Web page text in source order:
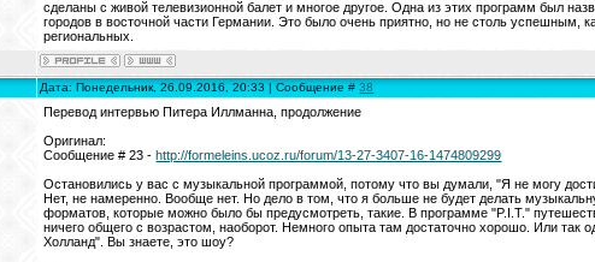
сделаны с живой телевизионной балет и многое другое. Одна из этих программ был
городов в восточной части Германии. Это было очень приятно, но не столь успешным,
региональных.
Дата: Понедельник, 26.09.2016, 20:33 | Сообщение #38
Перевод интервью Питера Иллманна, продолжение
Оригинал:
Сообщение # 23 -http://formeleins.ucoz.ru/forum/13-27-3407-16-1474809299
Остановились у вас с музыкальной программой, потому что вы думали, "Я не могу
Нет, не намеренно. Вообще нет. Но дело в том, что я больше не будет делать
форматов, которые можно было бы предусмотреть, такие. В программе "P.I.T."
ничего общего с возрастом, наоборот. Немного опыта там достаточно хорошо. Или так
Холланд". Вы знаете, это шоу?